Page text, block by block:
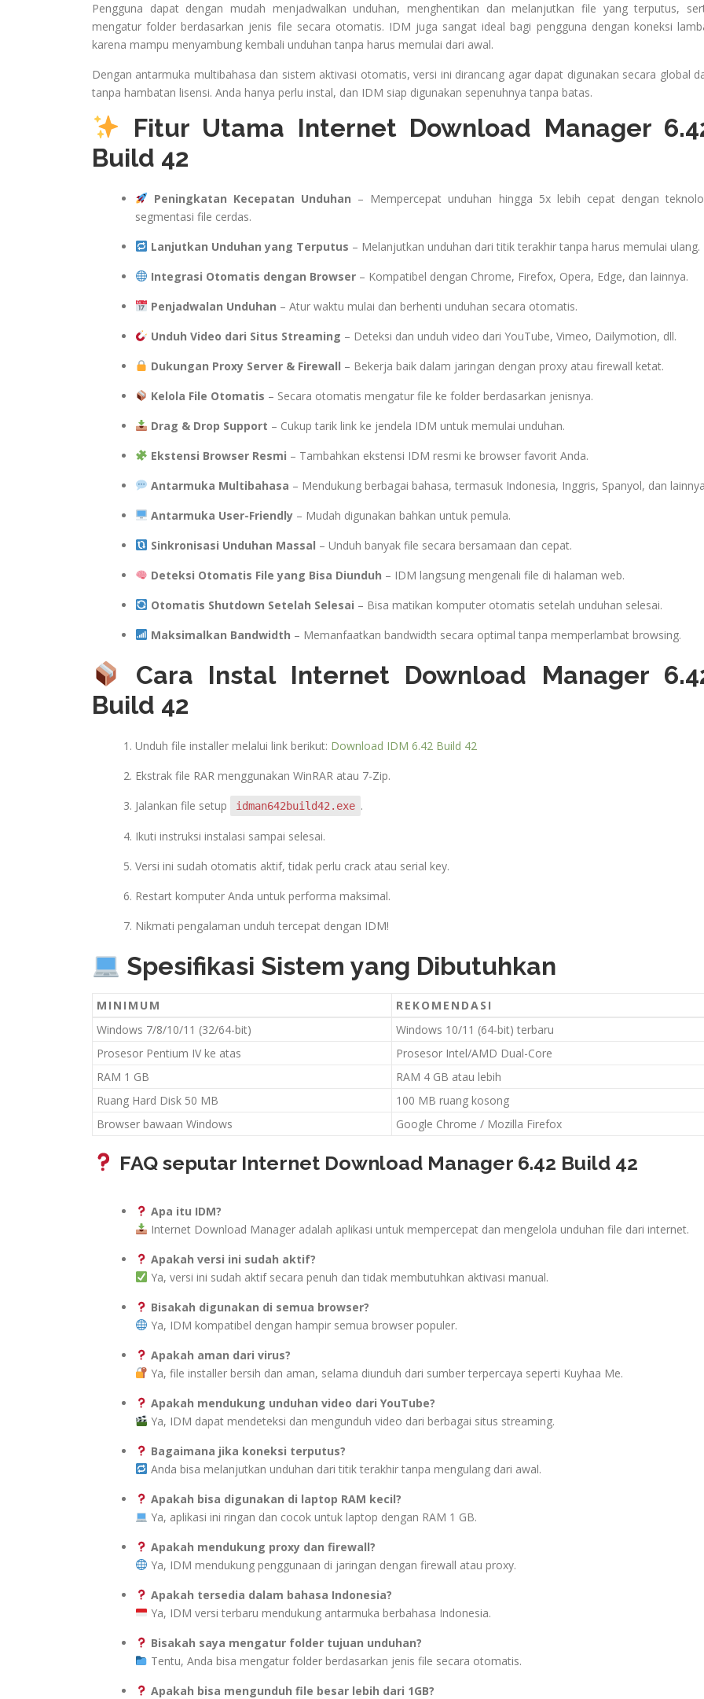
Pengguna dapat dengan mudah menjadwalkan unduhan, menghentikan dan melanjutkan file yang terputus,
mengatur folder berdasarkan jenis file secara otomatis. IDM juga sangat ideal bagi pengguna dengan koneksi
karena mampu menyambung kembali unduhan tanpa harus memulai dari awal.
Dengan antarmuka multibahasa dan sistem aktivasi otomatis, versi ini dirancang agar dapat digunakan secara global
tanpa hambatan lisensi. Anda hanya perlu instal, dan IDM siap digunakan sepenuhnya tanpa batas.
Fitur Utama Internet Download Manager
Build 42
Peningkatan Kecepatan Unduhan – Mempercepat unduhan hingga 5x lebih cepat dengan
segmentasi file cerdas.
Lanjutkan Unduhan yang Terputus – Melanjutkan unduhan dari titik terakhir tanpa harus memulai ulang.
Integrasi Otomatis dengan Browser– Kompatibel dengan Chrome, Firefox, Opera, Edge, dan lainnya.
Penjadwalan Unduhan – Atur waktu mulai dan berhenti unduhan secara otomatis.
Unduh Video dari Situs Streaming – Deteksi dan unduh video dari YouTube, Vimeo, Dailymotion, dll.
Dukungan Proxy Server & Firewall – Bekerja baik dalam jaringan dengan proxy atau firewall ketat.
Kelola File Otomatis – Secara otomatis mengatur file ke folder berdasarkan jenisnya.
Drag & Drop Support – Cukup tarik link ke jendela IDM untuk memulai unduhan.
Ekstensi Browser Resmi – Tambahkan ekstensi IDM resmi ke browser favorit Anda.
Antarmuka Multibahasa – Mendukung berbagai bahasa, termasuk Indonesia, Inggris, Spanyol, dan
Antarmuka User-Friendly– Mudah digunakan bahkan untuk pemula.
Sinkronisasi Unduhan Massal – Unduh banyak file secara bersamaan dan cepat.
Deteksi Otomatis File yang Bisa Diunduh – IDM langsung mengenali file di halaman web.
Otomatis Shutdown Setelah Selesai – Bisa matikan komputer otomatis setelah unduhan selesai.
Maksimalkan Bandwidth – Memanfaatkan bandwidth secara optimal tanpa memperlambat browsing.
Cara Instal Internet Download Manager
Build 42
Unduh file installer melalui link berikut: Download IDM 6.42 Build 42
Ekstrak file RAR menggunakan WinRAR atau 7-Zip.
Jalankan file setup
idman642build42.exe .
Ikuti instruksi instalasi sampai selesai.
Versi ini sudah otomatis aktif, tidak perlu crack atau serial key.
Restart komputer Anda untuk performa maksimal.
Nikmati pengalaman unduh tercepat dengan IDM!
Spesifikasi Sistem yang Dibutuhkan
MINIMUM
REKOMENDASI
Windows 7/8/10/11 (32/64-bit)
Windows 10/11 (64-bit) terbaru
Prosesor Pentium IV ke atas
Prosesor Intel/AMD Dual-Core
RAM 1 GB
RAM 4 GB atau lebih
Ruang Hard Disk 50 MB
100 MB ruang kosong
Browser bawaan Windows
Google Chrome / Mozilla Firefox
FAQ seputar Internet Download Manager 6.42 Build 42
Apa itu IDM?
Internet Download Manager adalah aplikasi untuk mempercepat dan mengelola unduhan file dari internet.
Apakah versi ini sudah aktif?
Ya, versi ini sudah aktif secara penuh dan tidak membutuhkan aktivasi manual.
Bisakah digunakan di semua browser?
Ya, IDM kompatibel dengan hampir semua browser populer.
Apakah aman dari virus?
Ya, file installer bersih dan aman, selama diunduh dari sumber terpercaya seperti Kuyhaa Me.
Apakah mendukung unduhan video dari YouTube?
Ya, IDM dapat mendeteksi dan mengunduh video dari berbagai situs streaming.
Bagaimana jika koneksi terputus?
Anda bisa melanjutkan unduhan dari titik terakhir tanpa mengulang dari awal.
Apakah bisa digunakan di laptop RAM kecil?
Ya, aplikasi ini ringan dan cocok untuk laptop dengan RAM 1 GB.
Apakah mendukung proxy dan firewall?
Ya, IDM mendukung penggunaan di jaringan dengan firewall atau proxy.
Apakah tersedia dalam bahasa Indonesia?
Ya, IDM versi terbaru mendukung antarmuka berbahasa Indonesia.
Bisakah saya mengatur folder tujuan unduhan?
Tentu, Anda bisa mengatur folder berdasarkan jenis file secara otomatis.
Apakah bisa mengunduh file besar lebih dari 1GB?